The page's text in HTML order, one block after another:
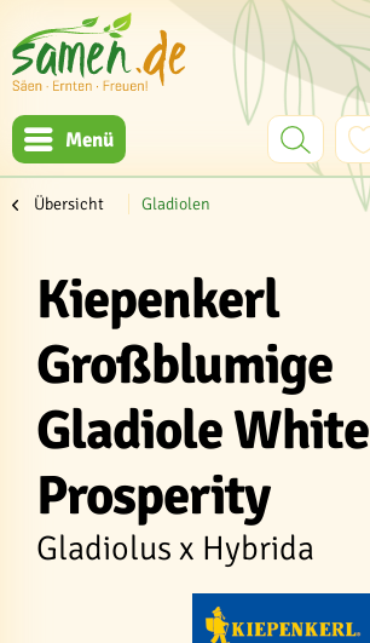
Menü
Übersicht Gladiolen
Kiepenkerl
Großblumige
Gladiole White
Prosperity
Gladiolus x Hybrida